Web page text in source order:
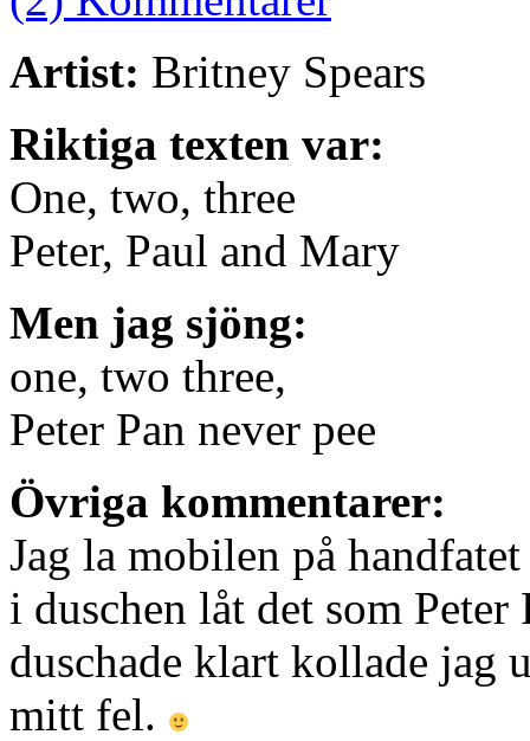
Artist: Britney Spears
Riktiga texten var:
One, two, three
Peter, Paul and Mary
Men jag sjöng:
one, two three,
Peter Pan never pee
Övriga kommentarer:
Jag la mobilen på
i duschen låt det som Peter
duschade klart kollade jag
mitt fel.